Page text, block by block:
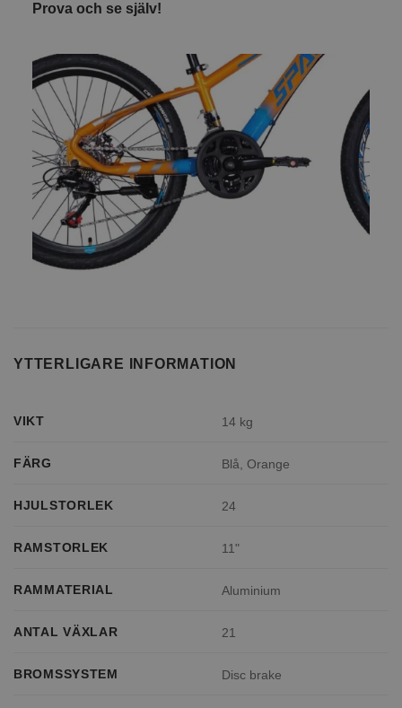
Prova och se själv!
YTTERLIGARE INFORMATION
VIKT 14 kg
FÄRG Blå, Orange
HJULSTORLEK 24
RAMSTORLEK 11"
RAMMATERIAL Aluminium
ANTAL VÄXLAR 21
BROMSSYSTEM Disc brake